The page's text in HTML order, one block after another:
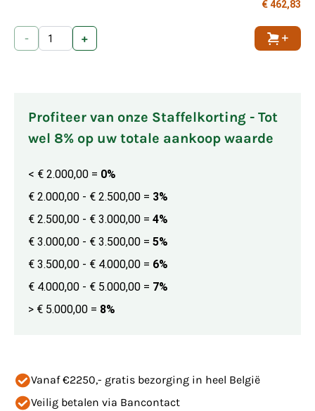
€ 462,83
- +
Profiteer van onze Staffelkorting - Tot
wel 8% op uw totale aankoop waarde
< € 2.000,00 = 0%
€ 2.000,00 - € 2.500,00 = 3%
€ 2.500,00 - € 3.000,00 = 4%
€ 3.000,00 - € 3.500,00 = 5%
€ 3.500,00 - € 4.000,00 = 6%
€ 4.000,00 - € 5.000,00 = 7%
> € 5.000,00 = 8%
Vanaf €2250,- gratis bezorging in heel België
Veilig betalen via Bancontact